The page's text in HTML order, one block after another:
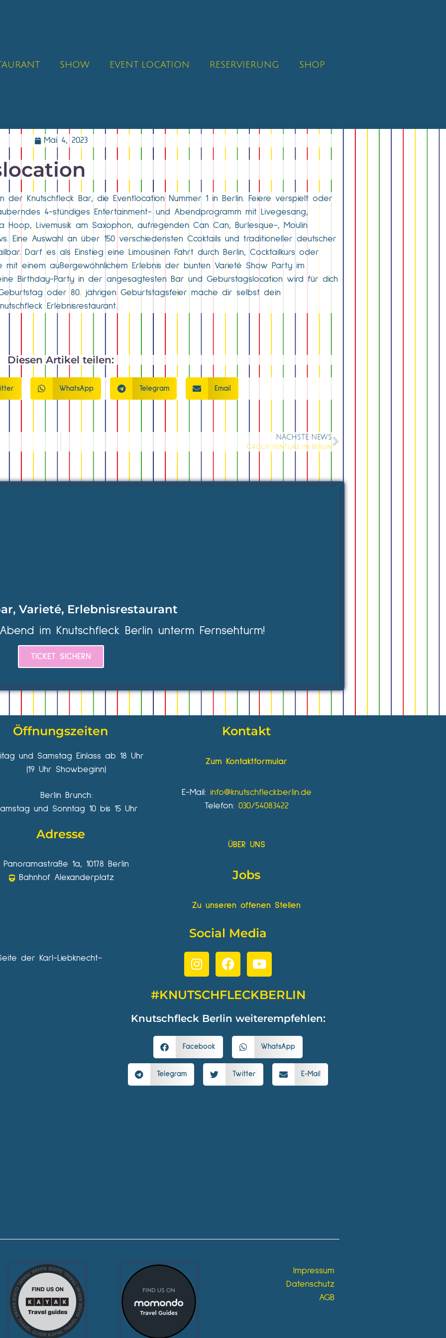
SHOW EVENT LOCATION RESERVIERUNG SHOP
Mai 4, 2023
der Knutschfleck Bar, die Eventlocation Nummer 1 in Berlin. Feiere verspielt oder
4-stündiges Entertainment- und Abendprogramm mit Livegesang,
Livemusik am Saxophon, aufregenden Can Can, Burlesque-, Moulin
Eine Auswahl an über 150 verschiedensten Ccoktails und traditioneller deutscher
Darf es als Einstieg eine Limousinen Fahrt durch Berlin, Cocktailkurs oder
einem außergewöhnlichem Erlebnis der bunten Varieté Show Party im
Birthday-Party in der angesagtesten Bar und Geburstagslocation wird für dich
oder 80. jährigen Geburtstagsfeier mache dir selbst dein
Erlebnisrestaurant.
Diesen Artikel teilen:
WhatsApp Telegram Email
NÄCHSTE NEWS
Group venture in berlin
Varieté, Erlebnisrestaurant
im Knutschfleck Berlin unterm Fernsehturm!
TICKET SICHERN
Öffnungszeiten
und Samstag Einlass ab 18 Uhr
(19 Uhr Showbeginn)
Berlin Brunch:
und Sonntag 10 bis 15 Uhr
Adresse
Panoramastraße 1a, 10178 Berlin
Bahnhof Alexanderplatz
Kontakt
Zum Kontaktformular
E-Mail: info@knutschfleckberlin.de
Telefon: 030/54083422
ÜBER UNS
Jobs
Zu unseren offenen Stellen
der Karl-Liebknecht-
Social Media
#KNUTSCHFLECKBERLIN
Knutschfleck Berlin weiterempfehlen:
Facebook WhatsApp
Telegram Twitter E-Mail
Impressum
Datenschutz
AGB